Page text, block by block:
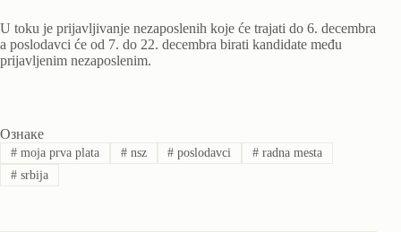
U toku je prijavljivanje nezaposlenih koje će trajati do 6. decembra
a poslodavci će od 7. do 22. decembra birati kandidate među
prijavljenim nezaposlenim.
Ознаке
#moja prva plata #nsz # poslodavci # radna mesta
#srbija